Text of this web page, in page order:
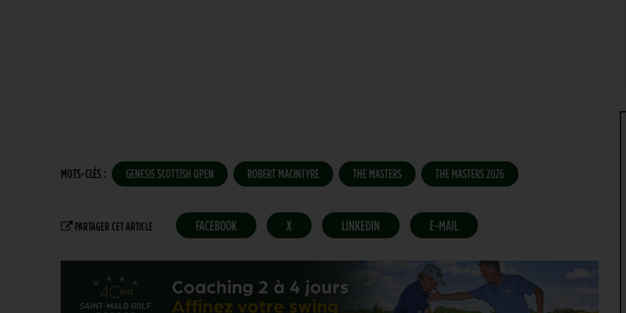
MOTS-CLÉS : GENESIS SCOTTISH OPEN ROBERT MACINTYRE THE MASTERS THE MASTERS 2026
PARTAGER CET ARTICLE FACEBOOK X LINKEDIN E-MAIL